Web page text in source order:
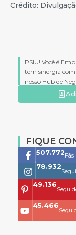
Crédito:
PSIU! Você é
tem sinergia com
nosso Hub de
FIQUE
761.659Fãs
118.399
73.704
68.200